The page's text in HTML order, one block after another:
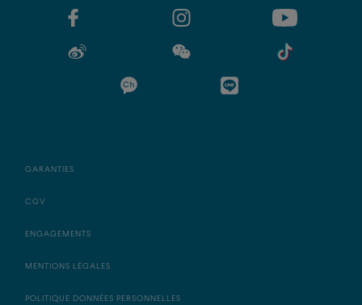
GARANTIES
CGV
ENGAGEMENTS
MENTIONS LÉGALES
POLITIQUE DONNÉES PERSONNELLES